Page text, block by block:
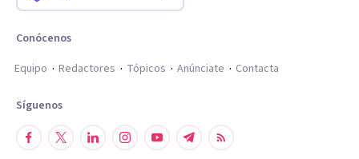
Conócenos
Equipo
Redactores Tópicos Anúnciate Contacta
Síguenos